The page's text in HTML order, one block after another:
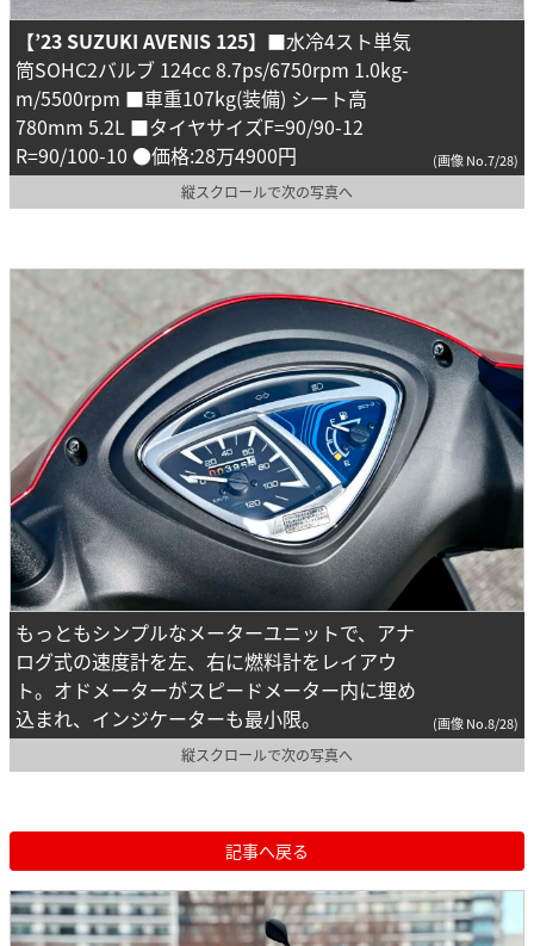
【’23 SUZUKI AVENIS 125】 ■水冷4スト単気
筒SOHC2バルブ 124cc 8.7ps/6750rpm 1.0kg-
m/5500rpm ■車重107kg(装備) シート高
780mm 5.2L ■タイヤサイズF=90/90-12
R=90/100-10 ●価格:28万4900円
(画像 No.7/28)
縦スクロールで次の写真へ
もっともシンプルなメーターユニットで、アナ
ログ式の速度計を左、右に燃料計をレイアウ
ト。オドメーターがスピードメーター内に埋め
込まれ、インジケーターも最小限。
(画像 No.8/28)
縦スクロールで次の写真へ
記事へ戻る